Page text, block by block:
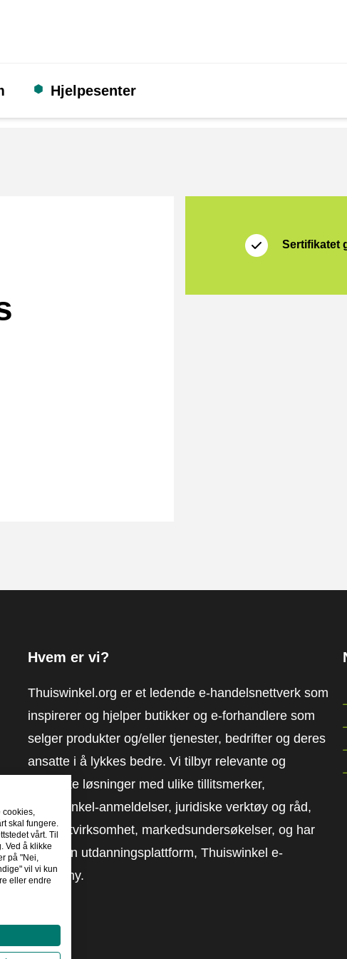
Hjelpesenter
Sertifikatet
Hvem er vi?
Thuiswinkel.org er et ledende e-handelsnettverk som
inspirerer og hjelper butikker og e-forhandlere som
selger produkter og/eller tjenester, bedrifter og deres
ansatte i å lykkes bedre. Vi tilbyr relevante og
praktiske løsninger med ulike tillitsmerker,
Thuiswinkel-anmeldelser, juridiske verktøy og råd,
advokatvirksomhet, markedsundersøkelser, og har
vår egen utdanningsplattform, Thuiswinkel e-
Academy.
cookies,
skal fungere.
vårt. Til
Ved å klikke
på "Nei,
vil vi kun
eller endre